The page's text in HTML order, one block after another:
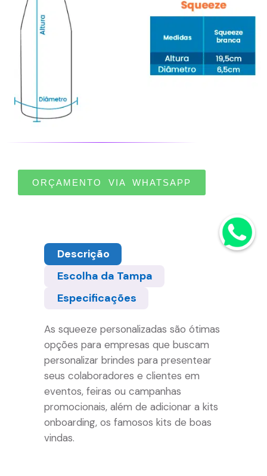
ORÇAMENTO VIA WHATSAPP
Descrição
Escolha da Tampa
Especificações
As squeeze personalizadas são ótimas
opções para empresas que buscam
personalizar brindes para presentear
seus colaboradores e clientes em
eventos, feiras ou campanhas
promocionais, além de adicionar a kits
onboarding, os famosos kits de boas
vindas.